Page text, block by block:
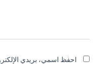
احفظ اسمي، بريدي